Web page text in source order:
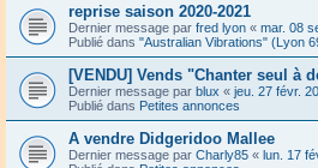
reprise saison 2020-2021
Dernier message par fred lyon « mar. 08
Publié dans "Australian Vibrations" (Lyon
[VENDU] Vends "Chanter seul à
Dernier message par blux « jeu. 27 févr.
Publié dans Petites annonces
A vendre Didgeridoo Mallee
Dernier message par Charly85 « lun. 17